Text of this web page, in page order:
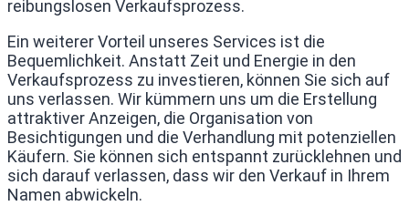
reibungslosen Verkaufsprozess.
Ein weiterer Vorteil unseres Services ist die
Bequemlichkeit. Anstatt Zeit und Energie in den
Verkaufsprozess zu investieren, können Sie sich auf
uns verlassen. Wir kümmern uns um die Erstellung
attraktiver Anzeigen, die Organisation von
Besichtigungen und die Verhandlung mit potenziellen
Käufern. Sie können sich entspannt zurücklehnen und
sich darauf verlassen, dass wir den Verkauf in Ihrem
Namen abwickeln.